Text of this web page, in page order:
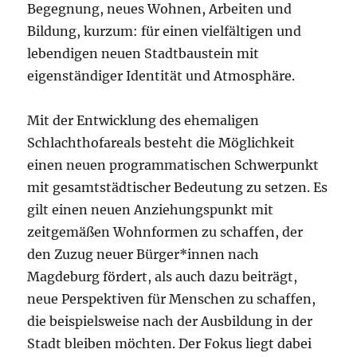
Begegnung, neues Wohnen, Arbeiten und
Bildung, kurzum: für einen vielfältigen und
lebendigen neuen Stadtbaustein mit
eigenständiger Identität und Atmosphäre.
Mit der Entwicklung des ehemaligen
Schlachthofareals besteht die Möglichkeit
einen neuen programmatischen Schwerpunkt
mit gesamtstädtischer Bedeutung zu setzen. Es
gilt einen neuen Anziehungspunkt mit
zeitgemäßen Wohnformen zu schaffen, der
den Zuzug neuer Bürger*innen nach
Magdeburg fördert, als auch dazu beiträgt,
neue Perspektiven für Menschen zu schaffen,
die beispielsweise nach der Ausbildung in der
Stadt bleiben möchten. Der Fokus liegt dabei